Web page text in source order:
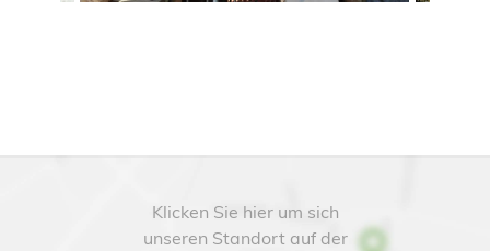
Klicken Sie hier um sich
unseren Standort auf der